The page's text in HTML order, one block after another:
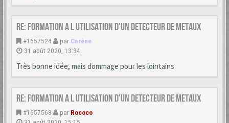
Re: formation a l utilisation d'un detecteur de metaux
#1657524 par Carène
31 août 2020, 13:34
Très bonne idée, mais dommage pour les lointains
Re: formation a l utilisation d'un detecteur de metaux
#1657568 par Rococo